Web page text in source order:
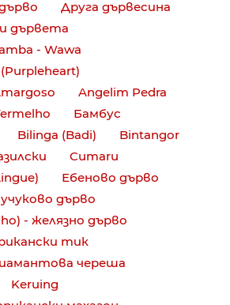
Друга дървесина
дървета
- Wawa
Angelim Pedra
Бамбус
Bilinga (Badi)
Bintangor
Cumaru
Ебеново дърво
дърво
- желязно дърво
тик
череша
Keruing